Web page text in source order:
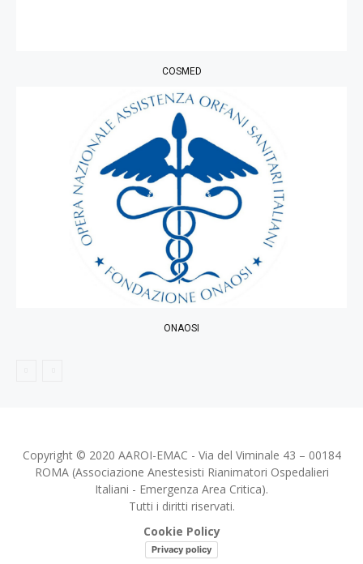
COSMED
ONAOSI
Copyright © 2020 AAROI-EMAC - Via del Viminale 43 – 00184
ROMA (Associazione Anestesisti Rianimatori Ospedalieri
Italiani - Emergenza Area Critica).
Tutti i diritti riservati.
Cookie Policy
Privacy policy